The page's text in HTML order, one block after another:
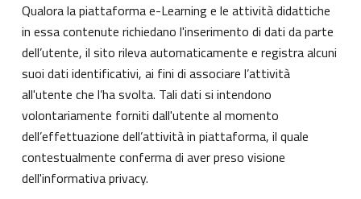
Qualora la piattaforma e-Learning e le attività didattiche
in essa contenute richiedano l'inserimento di dati da parte
dell’utente, il sito rileva automaticamente e registra alcuni
suoi dati identificativi, ai fini di associare l’attività
all'utente che l’ha svolta. Tali dati si intendono
volontariamente forniti dall'utente al momento
dell’effettuazione dell’attività in piattaforma, il quale
contestualmente conferma di aver preso visione
dell'informativa privacy.